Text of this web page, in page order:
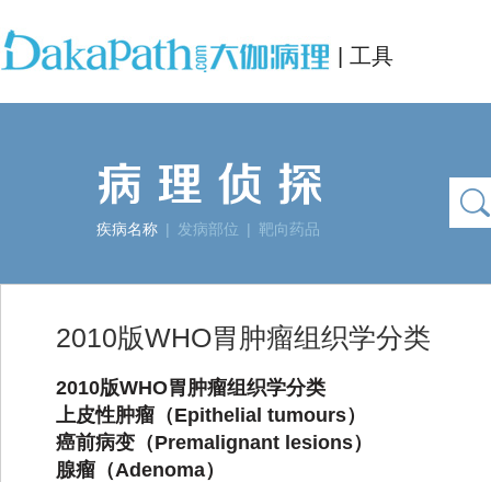
| 工具
疾病名称 | 发病部位 | 靶向药品
2010版WHO胃肿瘤组织学分类
2010版WHO胃肿瘤组织学分类
上皮性肿瘤（Epithelial tumours）
癌前病变（Premalignant lesions）
腺瘤 （Adenoma）